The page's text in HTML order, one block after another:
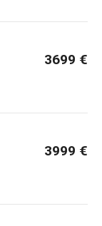
3699 €
3999 €